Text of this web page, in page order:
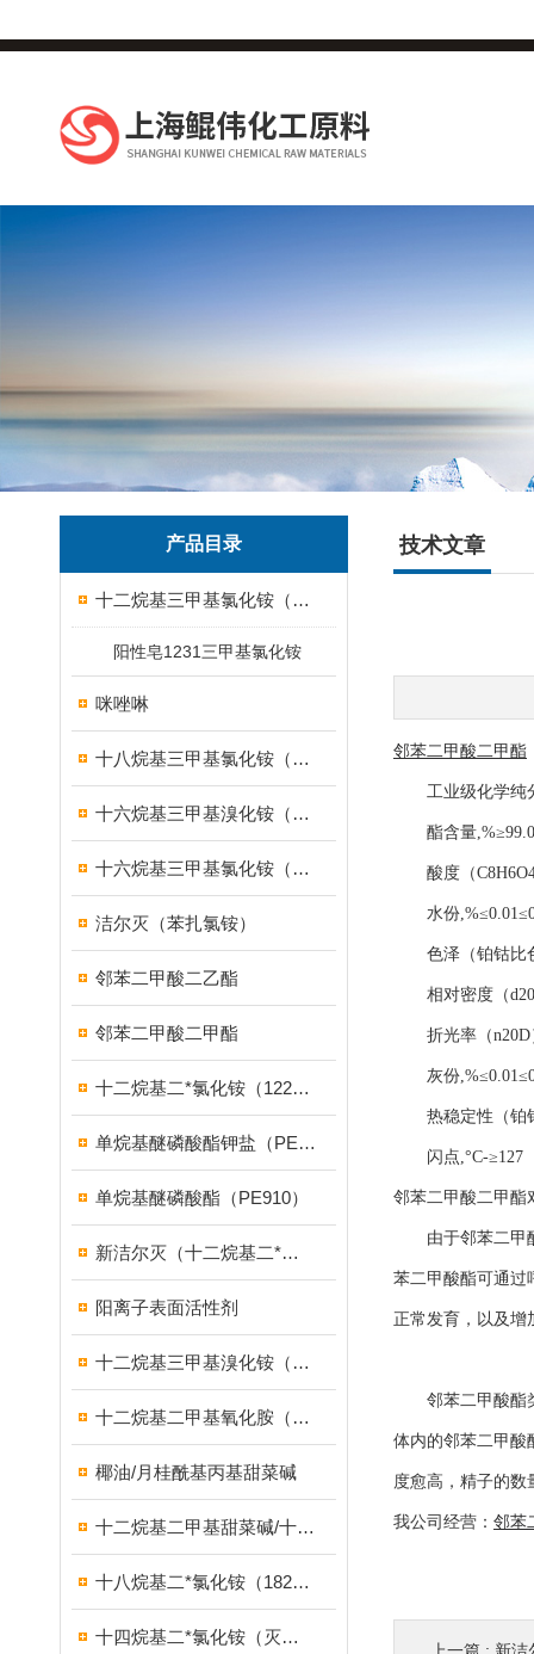
产品目录
十二烷基三甲基氯化铵（1231）
阳性皂1231三甲基氯化铵
咪唑啉
十八烷基三甲基氯化铵（1831）
十六烷基三甲基溴化铵（1631溴型）
十六烷基三甲基氯化铵（1631）
洁尔灭（苯扎氯铵）
邻苯二甲酸二乙酯
邻苯二甲酸二甲酯
十二烷基二*氯化铵（1227）
单烷基醚磷酸酯钾盐（PE939）
单烷基醚磷酸酯（PE910）
新洁尔灭（十二烷基二*溴化铵）
阳离子表面活性剂
十二烷基三甲基溴化铵（1231溴型）
十二烷基二甲基氧化胺（OB-2调理剂）
椰油/月桂酰基丙基甜菜碱
十二烷基二甲基甜菜碱/十二烷基二甲基胺乙内酯/BS-12
十八烷基二*氯化铵（1827）
十四烷基二*氯化铵（灭藻剂FN7326）
技术文章
邻苯二甲酸二甲酯
工业级化学纯
酯含量
酸度（C8H6O4
水份
色泽（铂钴比
相对密度（d204
折光率（n20D
灰份
热稳定性（铂
闪点,°C-≥127
邻苯二甲酸二甲酯
由于邻苯二甲酸
苯二甲酸酯可通过
正常发育，以及增
邻苯二甲酸酯类
体内的邻苯二甲酸
度愈高，精子的数
我公司经营： 邻苯